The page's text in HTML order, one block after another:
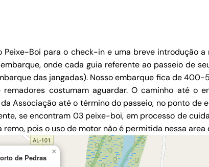
Boi para o check-in e uma breve introdução a
onde cada guia referente ao passeio de
das jangadas). Nosso embarque fica de
costumam aguardar. O caminho até o
Associação até o término do passeio, no ponto de
se encontram 03 peixe-boi, em processo de
pois o uso de motor não é permitida nessa area
de Pedras
×